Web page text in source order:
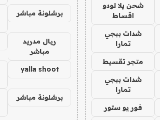
شحن يلا لودو
اقساط
شدات ببجي
تمارا
متجر تقسيط
شدات ببجي
تمارا
فور يو ستور
برشلونة مباشر
ريال مدريد
مباشر
yalla shoot
برشلونة مباشر